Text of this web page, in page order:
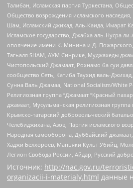
Талибан, Исламская партия Туркестана,
Общество возрождения исламского
Шам, Исламский джихад, Аль-Каида, Имарат
Исламское государство, Джабха аль-Нусра
ополчение имени К. Минина и Д.
Тагьаля SHAM, АУМ Синрике, Муджахеды
Чистопольский Джамаат, Рохнамо ба суи
сообщество Сеть, Катиба Таухид валь-
Сунна Валь Джамаа, National Socialism/White
Религиозная группа “Джамаат “Красный
джамаат, Мусульманская религиозная
Крымско-татарский добровольческий
Челебиджихана, Азов, Партия исламского
Народная самооборона, Дуббайский джамаат,
Хаджи Белхороев, Маньяки Культ Убийц,
Легион Свобода России, Айдар, Русский
Источник: http://nac.gov.ru/
organizacii-i-materialy.html данные